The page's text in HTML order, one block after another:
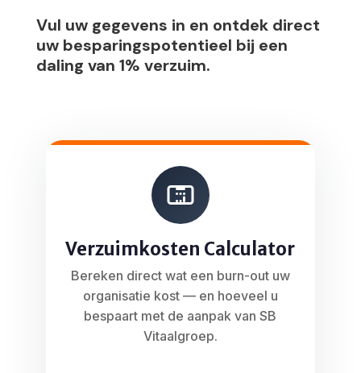
Vul uw gegevens in en ontdek direct
uw besparingspotentieel bij een
daling van 1% verzuim.
Verzuimkosten Calculator
Bereken direct wat een burn-out uw
organisatie kost — en hoeveel u
bespaart met de aanpak van SB
Vitaalgroep.